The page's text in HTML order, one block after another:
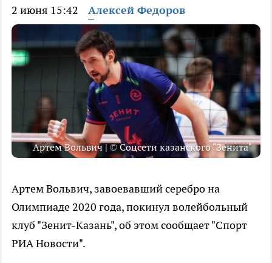
2 июня 15:42 Алексей Федоров
Артем Вольвич | © Соцсети казанского "Зенита"
Артем Вольвич, завоевавший серебро на
Олимпиаде 2020 года, покинул волейбольный
клуб "Зенит-Казань", об этом сообщает "Спорт
РИА Новости".